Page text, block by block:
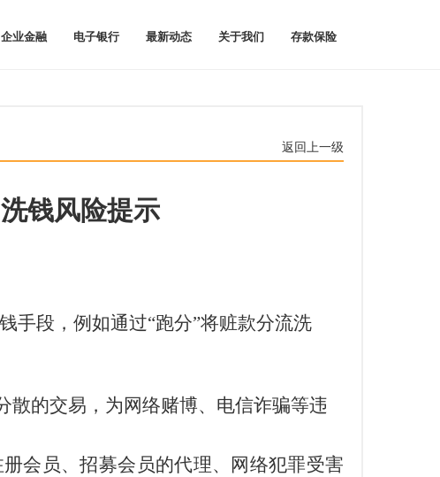
企业金融 电子银行 最新动态 关于我们 存款保险
返回上一级
钱风险提示
手段，例如通过“跑分”将赃款分流洗
散的交易， 为网络赌博、电信诈骗等违
会员、招募会员的代理、网络犯罪受害